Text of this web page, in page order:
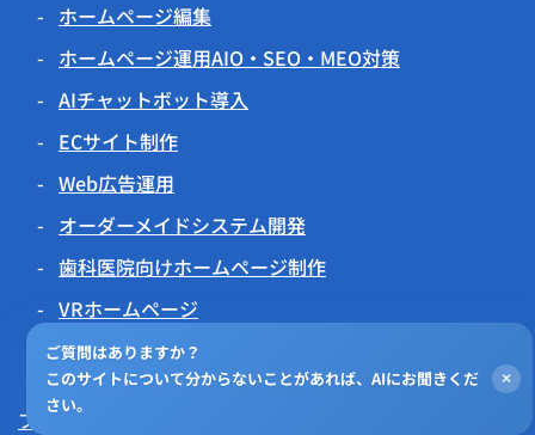
ホームページ編集
ホームページ運用AIO・SEO・MEO対策
AIチャットボット導入
ECサイト制作
Web広告運用
オーダーメイドシステム開発
歯科医院向けホームページ制作
VRホームページ
伝わるアニメーション
チラシビジョン
プライバシーポリシー
ご質問はありますか？
このサイトについて分からないことがあれば、AIにお聞きくだ
さい。
×